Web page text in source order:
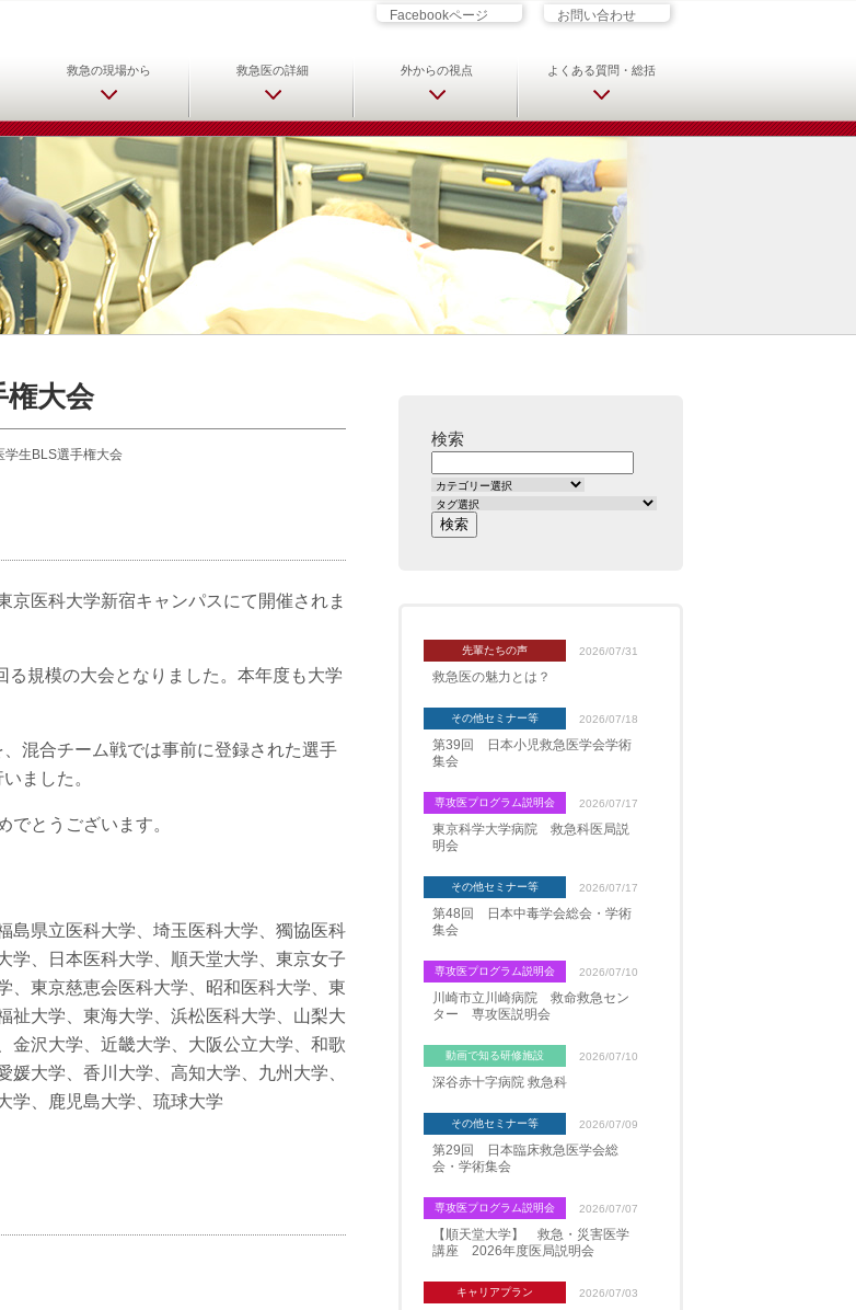
急医学会 救急医をめざす君へ 救急科専門医・専攻医
Facebookページ お問い合わせ
救急の現場から 救急医の詳細 外からの視点 よくある質問・総括
権大会
学生BLS選手権大会
医科大学新宿キャンパスにて開催されま
規模の大会となりました。本年度も大学
混合チーム戦では事前に登録された選手
ました。
とうございます。
島県立医科大学、埼玉医科大学、獨協医科
学、日本医科大学、順天堂大学、東京女子
、東京慈恵会医科大学、昭和医科大学、東
祉大学、東海大学、浜松医科大学、山梨大
金沢大学、近畿大学、大阪公立大学、和歌
大学、香川大学、高知大学、九州大学、
学、鹿児島大学、琉球大学
検索
先輩たちの声 2026/07/31
救急医の魅力とは？
その他セミナー等 2026/07/18
第39回 日本小児救急医学会学術
集会
専攻医プログラム説明会 2026/07/17
東京科学大学病院 救急科医局説
明会
その他セミナー等 2026/07/17
第48回 日本中毒学会総会・学術
集会
専攻医プログラム説明会 2026/07/10
川崎市立川崎病院 救命救急セン
ター 専攻医説明会
動画で知る研修施設 2026/07/10
深谷赤十字病院 救急科
その他セミナー等 2026/07/09
第29回 日本臨床救急医学会総
会・学術集会
専攻医プログラム説明会 2026/07/07
【順天堂大学】 救急・災害医学
講座 2026年度医局説明会
キャリアプラン 2026/07/03